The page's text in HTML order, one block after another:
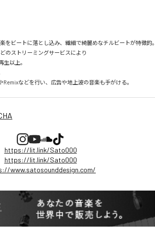
をビートに落とし込み、繊細で綺麗めなチルビートが特徴的。
のストリーミングサービスにより
以上。
などを行い、広告や地上波の音楽も手がける。
https://lit.link/Sato000
https://lit.link/Sato000
www.satosounddesign.com/